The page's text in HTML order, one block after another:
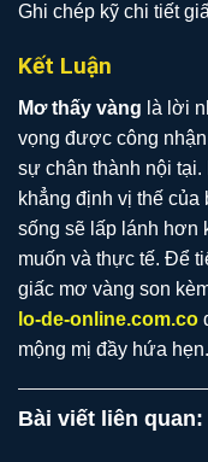
Ghi chép kỹ chi tiết
Kết Luận
Mơ thấy vàng là lời
vọng được công
sự chân thành nội
khẳng định vị thế
sống sẽ lấp lánh hơn
muốn và thực tế. Để
giấc mơ vàng son
lo-de-online.com.co
mộng mị đầy hứa hẹn.
Bài viết liên quan: